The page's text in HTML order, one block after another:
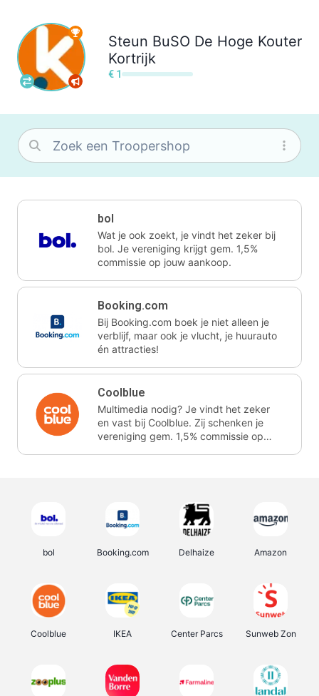
Steun BuSO De Hoge Kouter
Kortrijk
€ 1
bol
Wat je ook zoekt, je vindt het zeker bij
bol. Je vereniging krijgt gem. 1,5%
commissie op jouw aankoop.
Booking.com
Bij Booking.com boek je niet alleen je
verblijf, maar ook je vlucht, je huurauto
én attracties!
Coolblue
Multimedia nodig? Je vindt het zeker
en vast bij Coolblue. Zij schenken je
vereniging gem. 1,5% commissie op
bol Booking.com Delhaize Amazon
Coolblue IKEA Center Parcs Sunweb Zon